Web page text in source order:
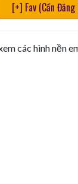
[+] Fav (Cần Đăng
các hình